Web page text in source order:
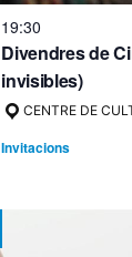
19:30
Divendres de
invisibles)
CENTRE DE
Invitacions